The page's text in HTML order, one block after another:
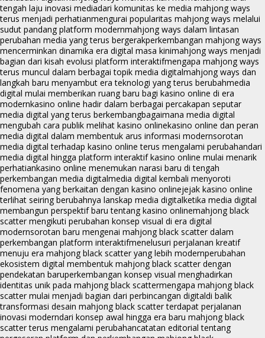
tengah laju inovasi mediadari komunitas ke media mahjong ways
terus menjadi perhatianmengurai popularitas mahjong ways melalui
sudut pandang platform modernmahjong ways dalam lintasan
perubahan media yang terus bergerakperkembangan mahjong ways
mencerminkan dinamika era digital masa kinimahjong ways menjadi
bagian dari kisah evolusi platform interaktifmengapa mahjong ways
terus muncul dalam berbagai topik media digitalmahjong ways dan
langkah baru menyambut era teknologi yang terus berubahmedia
digital mulai memberikan ruang baru bagi kasino online di era
modernkasino online hadir dalam berbagai percakapan seputar
media digital yang terus berkembangbagaimana media digital
mengubah cara publik melihat kasino onlinekasino online dan peran
media digital dalam membentuk arus informasi modernsorotan
media digital terhadap kasino online terus mengalami perubahandari
media digital hingga platform interaktif kasino online mulai menarik
perhatiankasino online menemukan narasi baru di tengah
perkembangan media digitalmedia digital kembali menyoroti
fenomena yang berkaitan dengan kasino onlinejejak kasino online
terlihat seiring berubahnya lanskap media digitalketika media digital
membangun perspektif baru tentang kasino onlinemahjong black
scatter mengikuti perubahan konsep visual di era digital
modernsorotan baru mengenai mahjong black scatter dalam
perkembangan platform interaktifmenelusuri perjalanan kreatif
menuju era mahjong black scatter yang lebih modernperubahan
ekosistem digital membentuk mahjong black scatter dengan
pendekatan baruperkembangan konsep visual menghadirkan
identitas unik pada mahjong black scattermengapa mahjong black
scatter mulai menjadi bagian dari perbincangan digitaldi balik
transformasi desain mahjong black scatter terdapat perjalanan
inovasi moderndari konsep awal hingga era baru mahjong black
scatter terus mengalami perubahancatatan editorial tentang